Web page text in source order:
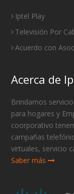
Iptel Play
Televisión Por
Acuerdo con
Acerca de
Brindamos
para hogares y
coorporativo
campañas
virtuales, servicio
Saber más